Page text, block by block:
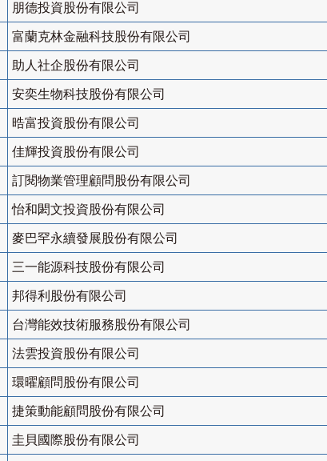
朋德投資股份有限公司
富蘭克林金融科技股份有限公司
助人社企股份有限公司
安奕生物科技股份有限公司
晧富投資股份有限公司
佳輝投資股份有限公司
訂閱物業管理顧問股份有限公司
怡和閎文投資股份有限公司
麥巴罕永續發展股份有限公司
三一能源科技股份有限公司
邦得利股份有限公司
台灣能效技術服務股份有限公司
法雲投資股份有限公司
環曜顧問股份有限公司
捷策動能顧問股份有限公司
圭貝國際股份有限公司